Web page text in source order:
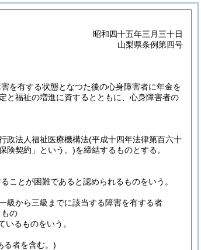
昭和四十五年三月三十日
山梨県条例第四号
を有する状態となつた後の心身障害者に年金を
と福祉の増進に資するとともに、心身障害者の
政法人福祉医療機構法(平成十四年法律第百六十
険契約」という。)を締結するものとする。
ことが困難であると認められるものをいう。
級から三級までに該当する障害を有する者
の
るものをいう。
る者を含む。)